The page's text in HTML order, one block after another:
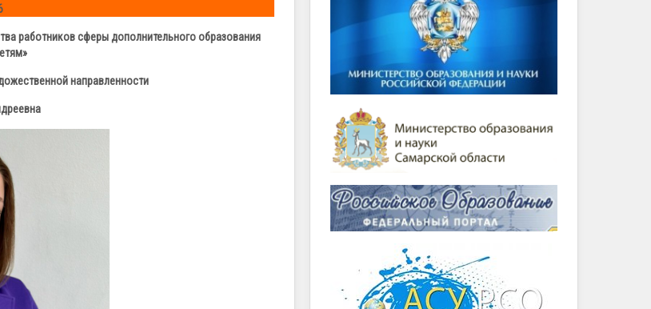
работников сферы дополнительного образования
направленности